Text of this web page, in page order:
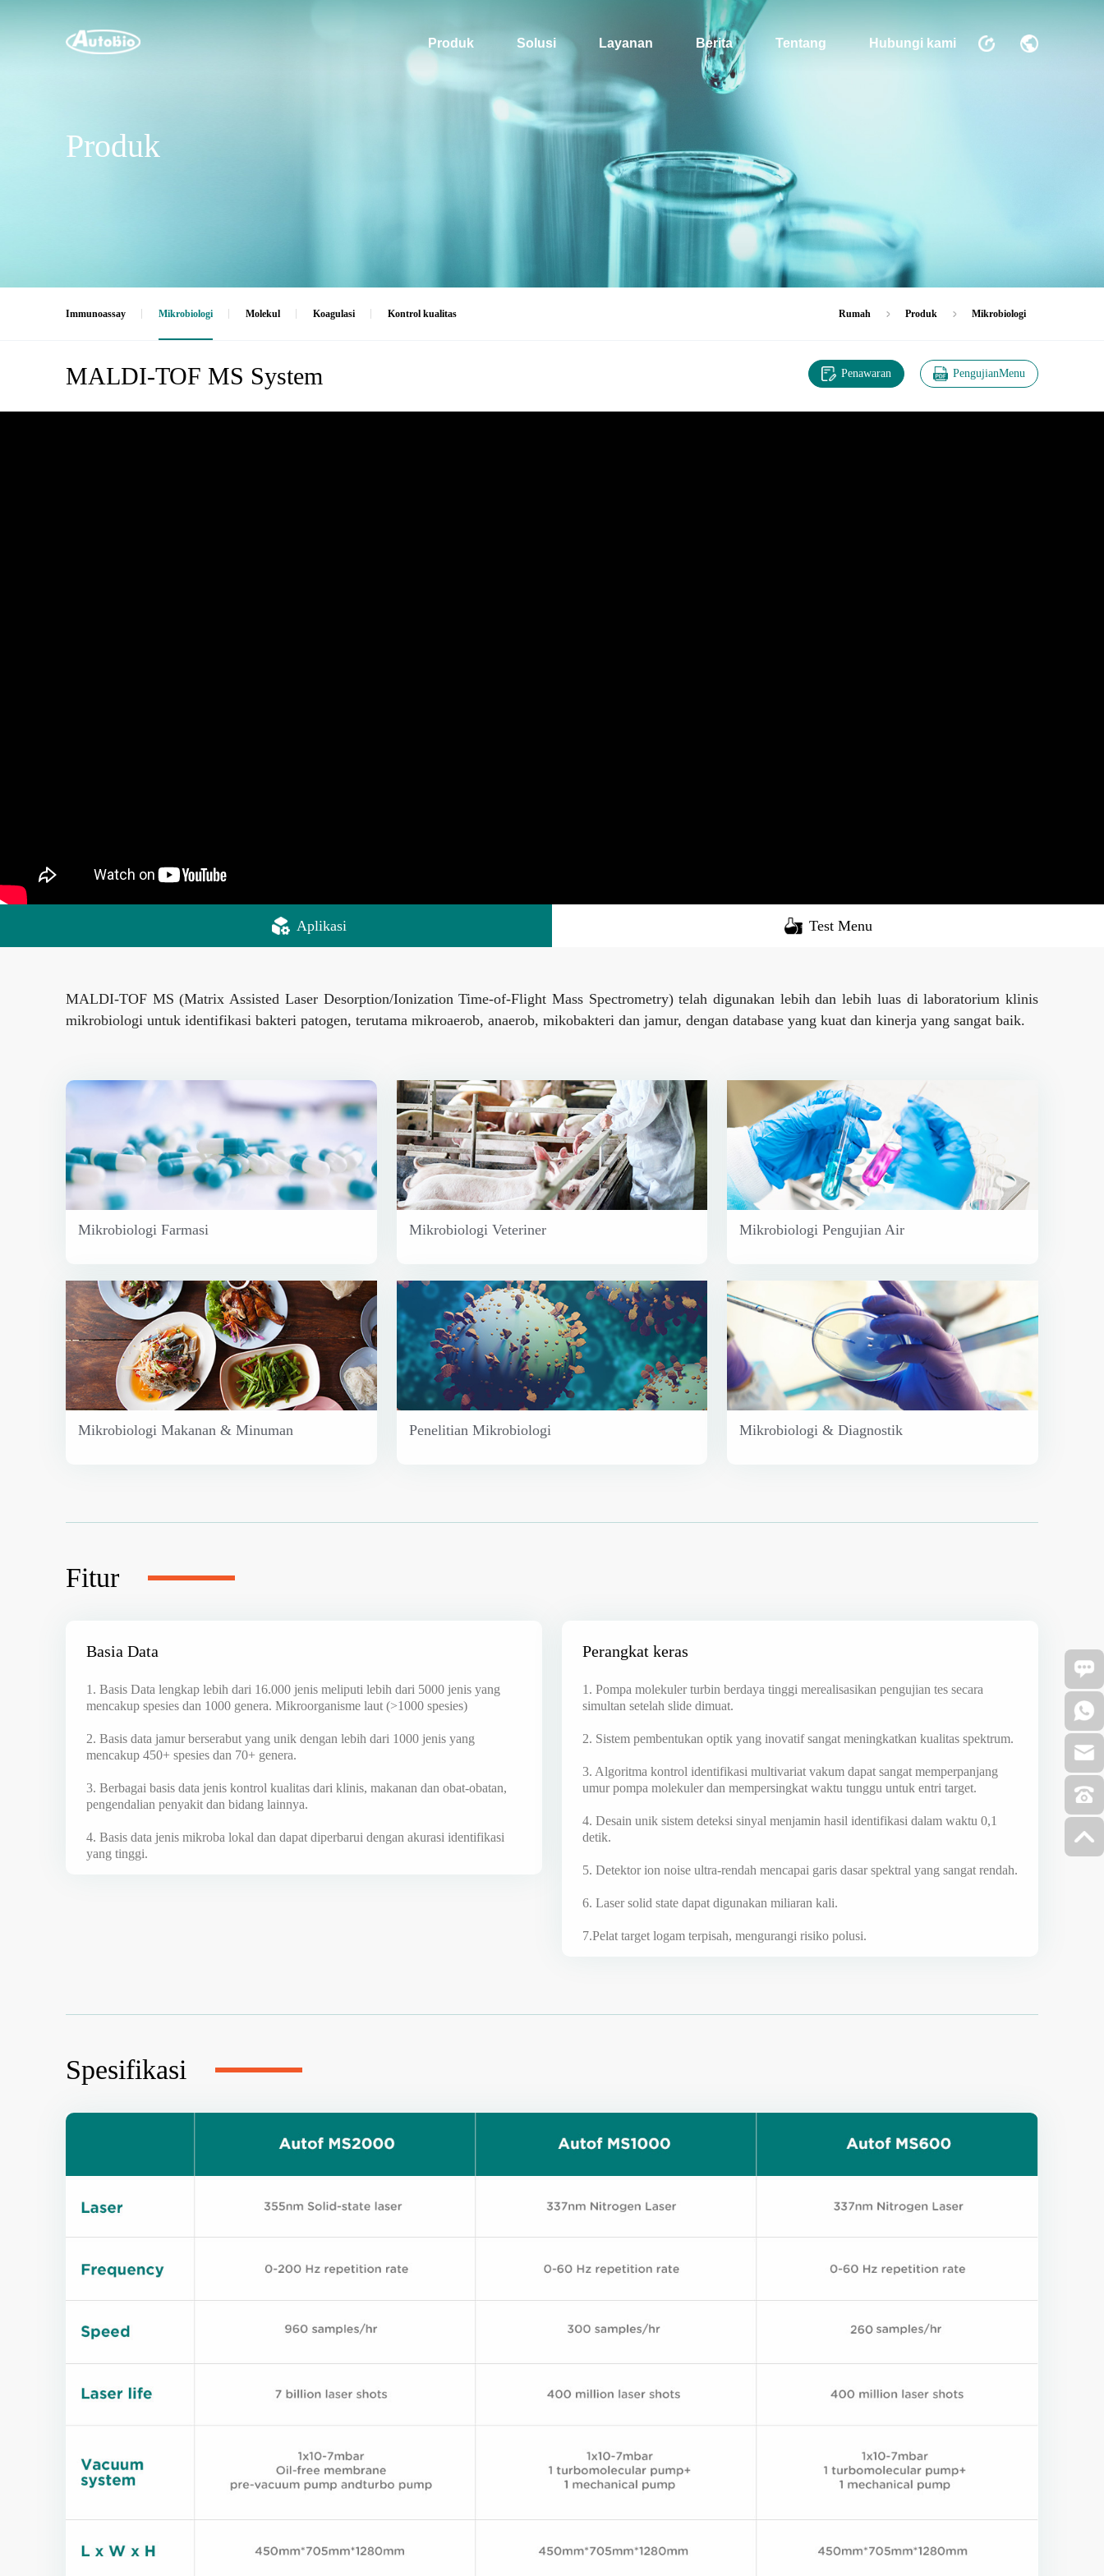
Produk Solusi Layanan Berita Tentang Hubungi kami
Produk
Immunoassay Mikrobiologi Molekul Koagulasi Kontrol kualitas Rumah Produk Mikrobiologi
MALDI-TOF MS System Penawaran PengujianMenu
Aplikasi Test Menu
MALDI-TOF MS (Matrix Assisted Laser Desorption/Ionization Time-of-Flight Mass Spectrometry) telah digunakan lebih dan lebih luas di laboratorium klinis
mikrobiologi untuk identifikasi bakteri patogen, terutama mikroaerob, anaerob, mikobakteri dan jamur, dengan database yang kuat dan kinerja yang sangat baik.
Mikrobiologi Farmasi Mikrobiologi Veteriner Mikrobiologi Pengujian Air
Mikrobiologi Makanan & Minuman Penelitian Mikrobiologi Mikrobiologi & Diagnostik
Fitur
Basia Data
1. Basis Data lengkap lebih dari 16.000 jenis meliputi lebih dari 5000 jenis yang
mencakup spesies dan 1000 genera. Mikroorganisme laut (>1000 spesies)
2. Basis data jamur berserabut yang unik dengan lebih dari 1000 jenis yang
mencakup 450+ spesies dan 70+ genera.
3. Berbagai basis data jenis kontrol kualitas dari klinis, makanan dan obat-obatan,
pengendalian penyakit dan bidang lainnya.
4. Basis data jenis mikroba lokal dan dapat diperbarui dengan akurasi identifikasi
yang tinggi.
Perangkat keras
1. Pompa molekuler turbin berdaya tinggi merealisasikan pengujian tes secara
simultan setelah slide dimuat.
2. Sistem pembentukan optik yang inovatif sangat meningkatkan kualitas spektrum.
3. Algoritma kontrol identifikasi multivariat vakum dapat sangat memperpanjang
umur pompa molekuler dan mempersingkat waktu tunggu untuk entri target.
4. Desain unik sistem deteksi sinyal menjamin hasil identifikasi dalam waktu 0,1
detik.
5. Detektor ion noise ultra-rendah mencapai garis dasar spektral yang sangat rendah.
6. Laser solid state dapat digunakan miliaran kali.
7.Pelat target logam terpisah, mengurangi risiko polusi.
Spesifikasi